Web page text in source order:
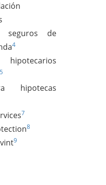
seguros de
4
5
hipotecas
7
8
9